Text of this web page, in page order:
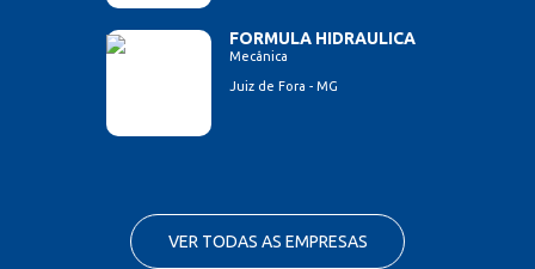
FORMULA HIDRAULICA
Mecânica
Juiz de Fora - MG
VER TODAS AS EMPRESAS